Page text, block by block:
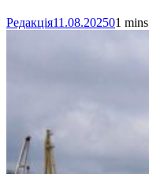
Редакція11.08.202501 mins